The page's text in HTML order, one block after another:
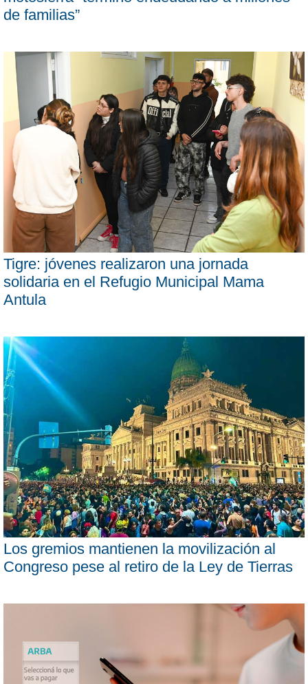
de familias”
Tigre: jóvenes realizaron una jornada
solidaria en el Refugio Municipal Mama
Antula
Los gremios mantienen la movilización al
Congreso pese al retiro de la Ley de Tierras